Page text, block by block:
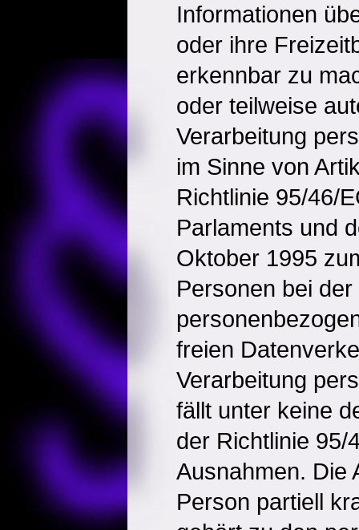
Informationen
oder ihre
erkennbar zu
oder teilweise
Verarbeitung
im Sinne von
Richtlinie 95/46/
Parlaments und
Oktober 1995
Personen bei
freien
Verarbeitung
fällt unter keine
der Richtlinie 95/
Ausnahmen. Die
Person partiell